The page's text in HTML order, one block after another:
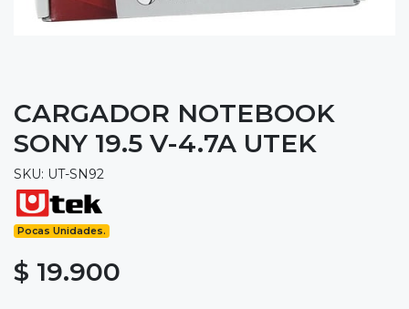
CARGADOR NOTEBOOK
SONY 19.5 V-4.7A UTEK
SKU: UT-SN92
Pocas Unidades.
$ 19.900